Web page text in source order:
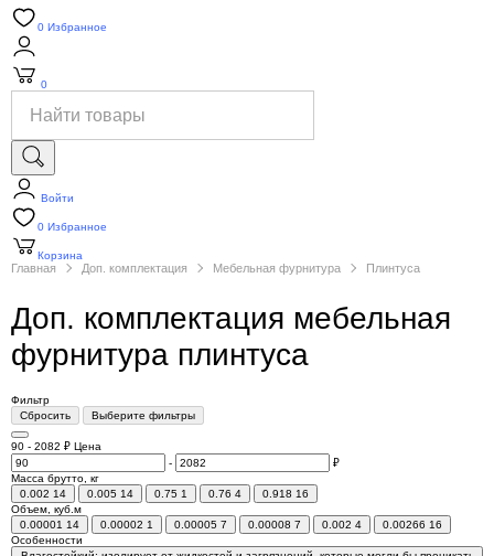
0 Избранное
0
Войти
0 Избранное
Корзина
Главная Доп. комплектация Мебельная фурнитура Плинтуса
Доп. комплектация мебельная
фурнитура плинтуса
Фильтр
Сбросить
Выберите фильтры
90 - 2082 ₽ Цена
-
₽
Масса брутто, кг
0.002 14 0.005 14 0.75 1 0.76 4 0.918 16
Объем, куб.м
0.00001 14 0.00002 1 0.00005 7 0.00008 7 0.002 4 0.00266 16
Особенности